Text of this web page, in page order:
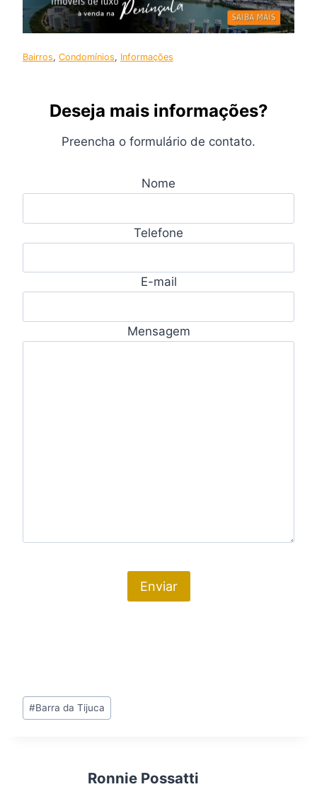
Bairros, Condomínios, Informações
Deseja mais informações?
Preencha o formulário de contato.
Nome
Telefone
E-mail
Mensagem
Tags
do
#Barra da Tijuca
Ronnie Possatti